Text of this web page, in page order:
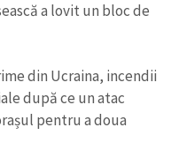
a lovit un bloc de
din Ucraina, incendii
după ce un atac
pentru a doua